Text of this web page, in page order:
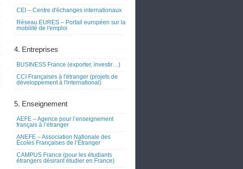
CEI – Centre d'échanges internationaux
Réseau EURES – Portail européen sur la
mobilité de l'emploi
4. Entreprises
BUSINESS France (exporter, investir…)
CCI Françaises à l'étranger (projets de
développement à l'international)
5. Enseignement
AEFE – Agence pour l’enseignement
français à l’étranger
ANEFE – Association Nationale des
Écoles Françaises de l’Étranger
CAMPUS France (pour les étudiants
étrangers désirant étudier en France)